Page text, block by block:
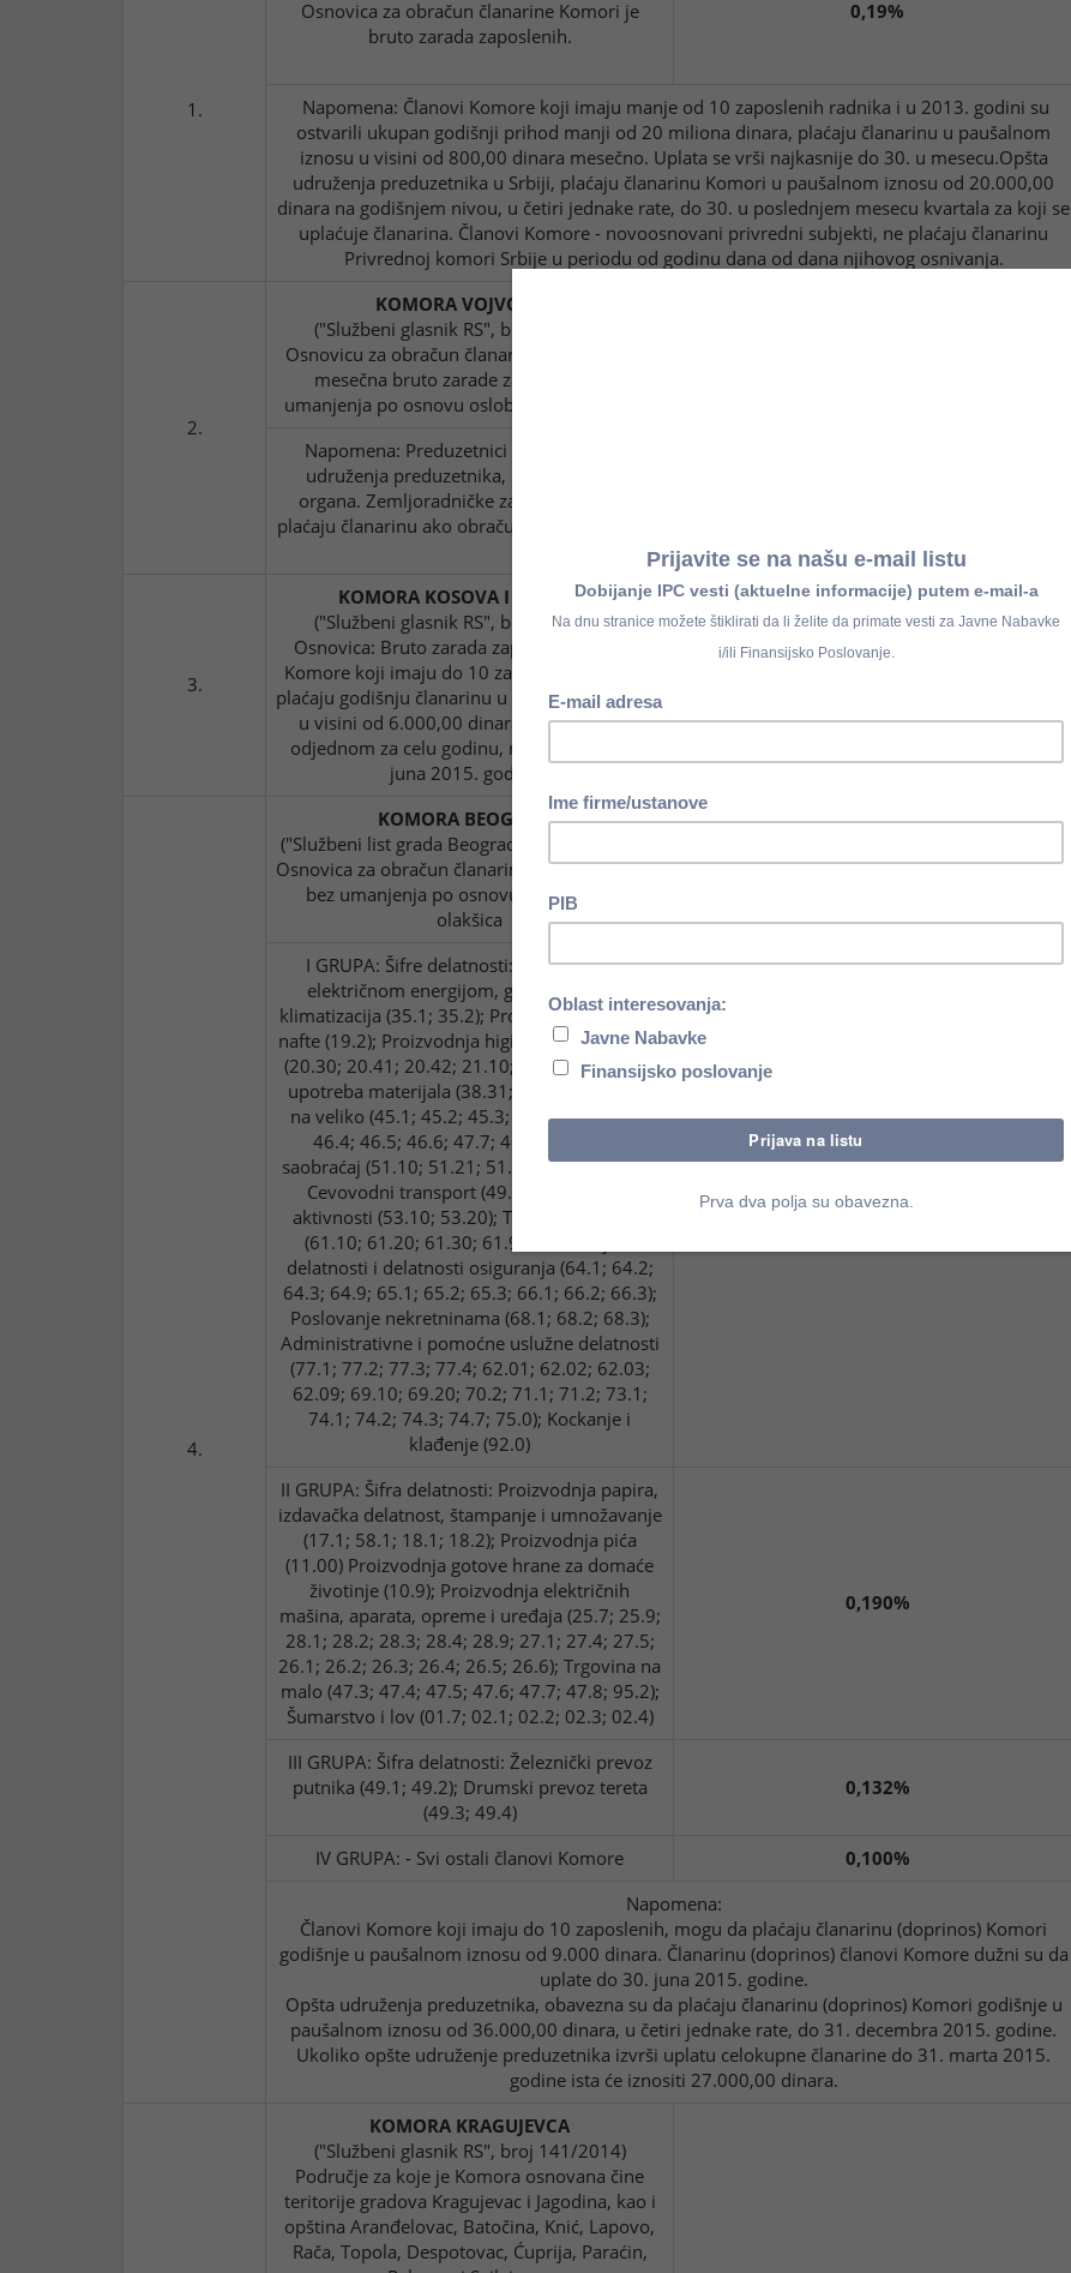
1.
Osnovica za obračun članarine Komori je
bruto zarada zaposlenih.
0,19%
Napomena: Članovi Komore koji imaju manje od 10 zaposlenih radnika i u 2013. godini su
ostvarili ukupan godišnji prihod manji od 20 miliona dinara, plaćaju članarinu u paušalnom
iznosu u visini od 800,00 dinara mesečno. Uplata se vrši najkasnije do 30. u mesecu.Opšta
udruženja preduzetnika u Srbiji, plaćaju članarinu Komori u paušalnom iznosu od 20.000,00
dinara na godišnjem nivou, u četiri jednake rate, do 30. u poslednjem mesecu kvartala za koji se
uplaćuje članarina. Članovi Komore - novoosnovani privredni subjekti, ne plaćaju članarinu
Privrednoj komori Srbije u periodu od godinu dana od dana njihovog osnivanja.
2.
KOMORA VOJVODINE
("Službeni glasnik RS", broj 143/2014)
Osnovicu za obračun članarine čini isplaćena
mesečna bruto zarade zaposlenih bez
umanjenja po osnovu oslobađanja i olakšica.
Napomena: Preduzetnici (zanatske, ugostiteljske, trgovinske i druge radnje) članovi opštih
udruženja preduzetnika, plaćaju članarinu tim udruženjima u skladu sa odlukom njihovih
organa. Zemljoradničke zadruge i drugi oblici udruživanja zemljoradnika, nisu u obavezi da
plaćaju članarinu ako obračunavaju i plaćaju članarinu Zadružnom savezu Vojvodine u skladu sa
Odlukom Zadružnog saveza Vojvodine.
3.
KOMORA KOSOVA I METOHIJE
("Službeni glasnik RS", broj 145/2014)
Osnovica: Bruto zarada zaposlenih.Članovi
Komore koji imaju do 10 zaposlenih radnika,
plaćaju godišnju članarinu u paušalnom iznosu
u visini od 6.000,00 dinara. Uplata se vrši
odjednom za celu godinu, najkasnije do 30.
juna 2015. godine.
4.
KOMORA BEOGRADA
("Službeni list grada Beograda", broj 86/2014)
Osnovica za obračun članarine je bruto zarada,
bez umanjenja po osnovu oslobađanja i
olakšica
I GRUPA: Šifre delatnosti:
Snabdevanje
električnom energijom, gasom, parom i
klimatizacija (35.1; 35.2); Proizvodnja derivata
nafte (19.2); Proizvodnja higijenskih proizvoda
(20.30; 20.41; 20.42; 21.10; 21.20); Ponovna
upotreba materijala (38.31; 38.32); Trgovina
na veliko (45.1; 45.2; 45.3; 45.4; 46.1; 46.3;
46.4; 46.5; 46.6; 47.7; 46.9); Vazdušni
saobraćaj (51.10; 51.21; 51.22; 52.23; 77.35);
Cevovodni transport (49.50); Poštanske
aktivnosti (53.10; 53.20); Telekomunikacije
(61.10; 61.20; 61.30; 61.90); Finansijske
delatnosti i delatnosti osiguranja (64.1; 64.2;
64.3; 64.9; 65.1; 65.2; 65.3; 66.1; 66.2; 66.3);
Poslovanje nekretninama (68.1; 68.2; 68.3);
Administrativne i pomoćne uslužne delatnosti
(77.1; 77.2; 77.3; 77.4; 62.01; 62.02; 62.03;
62.09; 69.10; 69.20; 70.2; 71.1; 71.2; 73.1;
74.1; 74.2; 74.3; 74.7; 75.0); Kockanje i
klađenje (92.0)
0,255%
II GRUPA: Šifra delatnosti: Proizvodnja papira,
izdavačka delatnost, štampanje i umnožavanje
(17.1; 58.1; 18.1; 18.2); Proizvodnja pića
(11.00) Proizvodnja gotove hrane za domaće
životinje (10.9); Proizvodnja električnih
mašina, aparata, opreme i uređaja (25.7; 25.9;
28.1; 28.2; 28.3; 28.4; 28.9; 27.1; 27.4; 27.5;
26.1; 26.2; 26.3; 26.4; 26.5; 26.6); Trgovina na
malo (47.3; 47.4; 47.5; 47.6; 47.7; 47.8; 95.2);
Šumarstvo i lov (01.7; 02.1; 02.2; 02.3; 02.4)
0,190%
III GRUPA: Šifra delatnosti: Železnički prevoz
putnika (49.1; 49.2); Drumski prevoz tereta
(49.3; 49.4)
0,132%
IV GRUPA: - Svi ostali članovi Komore
0,100%
Napomena:
Članovi Komore koji imaju do 10 zaposlenih, mogu da plaćaju članarinu (doprinos) Komori
godišnje u paušalnom iznosu od 9.000 dinara. Članarinu (doprinos) članovi Komore dužni su da
uplate do 30. juna 2015. godine.
Opšta udruženja preduzetnika, obavezna su da plaćaju članarinu (doprinos) Komori godišnje u
paušalnom iznosu od 36.000,00 dinara, u četiri jednake rate, do 31. decembra 2015. godine.
Ukoliko opšte udruženje preduzetnika izvrši uplatu celokupne članarine do 31. marta 2015.
godine ista će iznositi 27.000,00 dinara.
KOMORA KRAGUJEVCA
("Službeni glasnik RS", broj 141/2014)
Područje za koje je Komora osnovana čine
teritorije gradova Kragujevac i Jagodina, kao i
opština Aranđelovac, Batočina, Knić, Lapovo,
Rača, Topola, Despotovac, Ćuprija, Paraćin,